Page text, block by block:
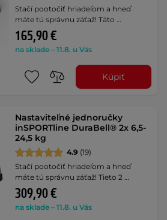
Stačí pootočiť hriadeľom a hneď
máte tú správnu záťaž! Táto …
165,90 €
na sklade – 11.8. u Vás
Kúpiť
Nastaviteľné jednoručky
inSPORTline DuraBell® 2x 6,5-
24,5 kg
4.9 (19)
Stačí pootočiť hriadeľom a hneď
máte tú správnu záťaž! Tieto 2 …
309,90 €
na sklade – 11.8. u Vás